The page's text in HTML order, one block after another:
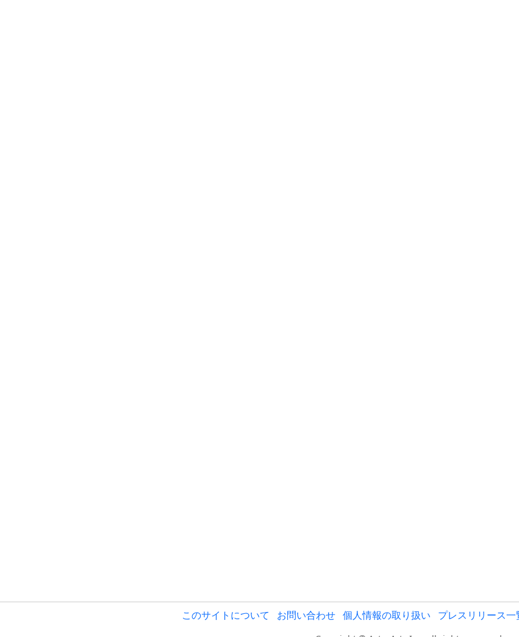
このサイトについて お問い合わせ 個人情報の取り扱い プレスリリース一